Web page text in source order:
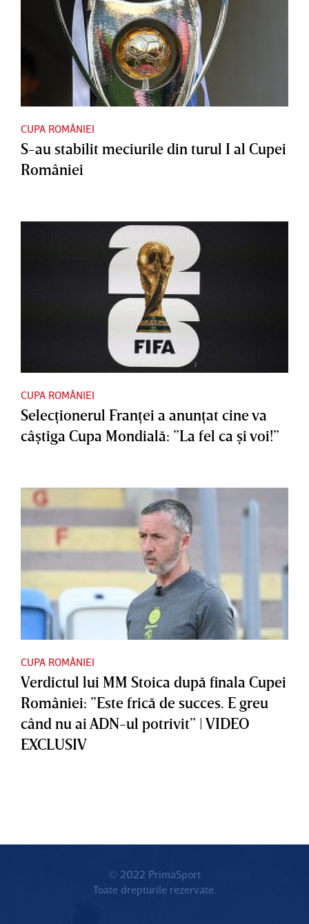
CUPA ROMÂNIEI
S-au stabilit meciurile din turul I al Cupei
României
CUPA ROMÂNIEI
Selecţionerul Franţei a anunţat cine va
câştiga Cupa Mondială: ”La fel ca şi voi!”
CUPA ROMÂNIEI
Verdictul lui MM Stoica după finala Cupei
României: ”Este frică de succes. E greu
când nu ai ADN-ul potrivit” | VIDEO
EXCLUSIV
© 2022 PrimaSport
Toate drepturile rezervate.